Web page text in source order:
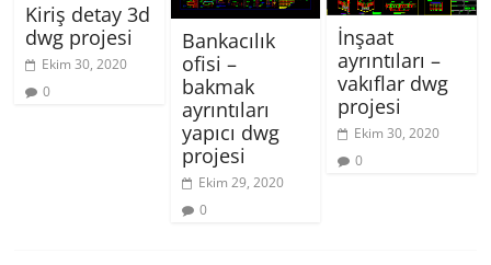
Kiriş detay 3d
dwg projesi
Ekim 30, 2020
0
Bankacılık
ofisi –
bakmak
ayrıntıları
yapıcı dwg
projesi
Ekim 29, 2020
0
İnşaat
ayrıntıları –
vakıflar dwg
projesi
Ekim 30, 2020
0